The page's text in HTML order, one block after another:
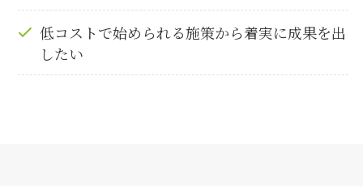
低コストで始められる施策から着実に成果を出
したい